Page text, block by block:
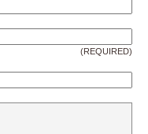
(REQUIRED)